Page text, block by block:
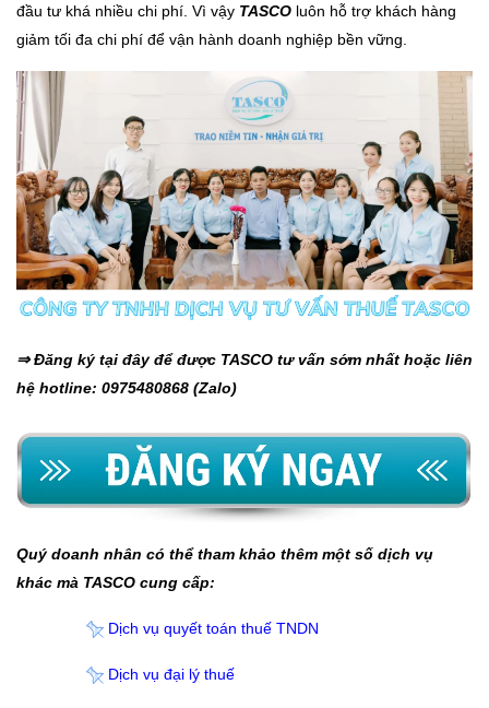
đầu tư khá nhiều chi phí. Vì vậy TASCO luôn hỗ trợ khách hàng
giảm tối đa chi phí để vận hành doanh nghiệp bền vững.
⇒ Đăng ký tại đây để được TASCO tư vấn sớm nhất hoặc liên
hệ hotline: 0975480868 (Zalo)
Quý doanh nhân có thể tham khảo thêm một số dịch vụ
khác mà TASCO cung cấp:
Dịch vụ quyết toán thuế TNDN
Dịch vụ đại lý thuế